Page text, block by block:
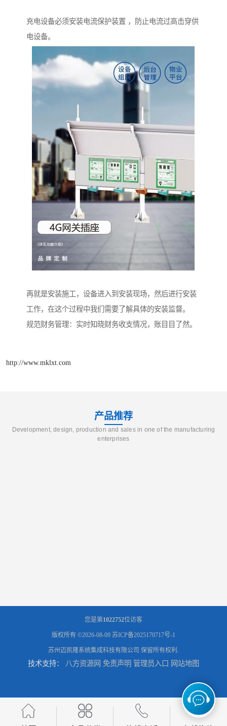
充电设备必须安装电流保护装置 ，防止电流过高击穿供
电设备。
再就是安装施工，设备进入到安装现场，然后进行安装
工作，在这个过程中我们需要了解具体的安装监督。
规范财务管理：实时知晓财务收支情况，账目目了然。
http://www.mklxt.com
产品推荐
Development, design, production and sales in one of the manufacturing
enterprises
您是第1022752位访客
版权所有 ©2026-08-09 苏ICP备2025170717号-1
苏州迈凯隆系统集成科技有限公司 保留所有权利.
技术支持： 八方资源网 免责声明 管理员入口 网站地图